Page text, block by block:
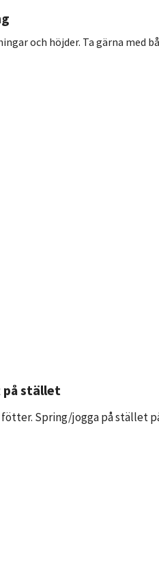
och höjder. Ta gärna med
på stället
Spring/jogga på stället